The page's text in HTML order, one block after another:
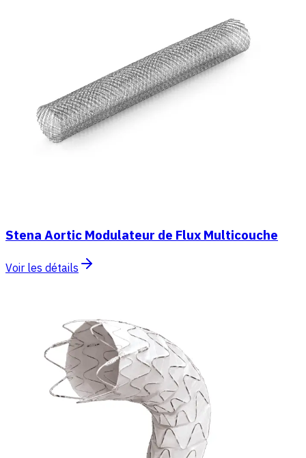
Stena Aortic Modulateur de Flux Multicouche
Voir les détails